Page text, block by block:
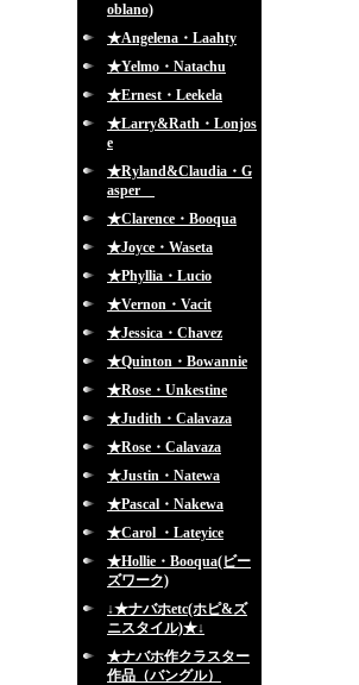
oblano)
★Angelena・Laahty
★Yelmo・Natachu
★Ernest・Leekela
★Larry&Rath・Lonjos
e
★Ryland&Claudia・G
asper
★Clarence・Booqua
★Joyce・Waseta
★Phyllia・Lucio
★Vernon・Vacit
★Jessica・Chavez
★Quinton・Bowannie
★Rose・Unkestine
★Judith・Calavaza
★Rose・Calavaza
★Justin・Natewa
★Pascal・Nakewa
★Carol ・Lateyice
★Hollie・Booqua(ビー
ズワーク)
↓★ナバホetc(ホピ&ズ
ニスタイル)★↓
★ナバホ作クラスター
作品（バングル）